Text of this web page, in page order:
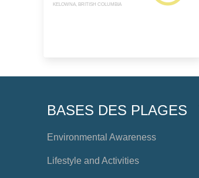
KELOWNA, BRITISH COLUMBIA
BASES DES PLAGES
Environmental Awareness
Lifestyle and Activities